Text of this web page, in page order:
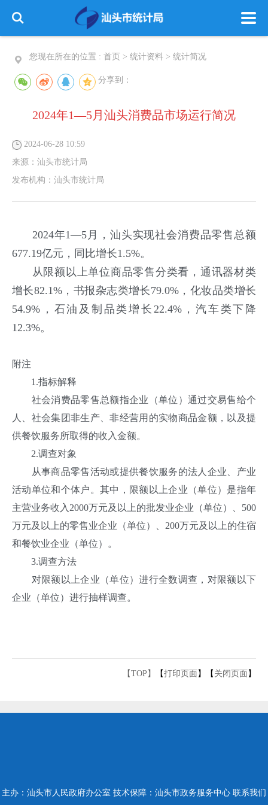
您现在所在的位置 : 首页 > 统计资料 > 统计简况
分享到：
2024年1—5月汕头消费品市场运行简况
2024-06-28 10:59
来源： 汕头市统计局
发布机构： 汕头市统计局
2024年1—5月，汕头实现社会消费品零售总额
677.19亿元，同比增长1.5%。
从限额以上单位商品零售分类看，通讯器材类
增长82.1%，书报杂志类增长79.0%，化妆品类增长
54.9%，石油及制品类增长22.4%，汽车类下降
12.3%。
附注
1.指标解释
社会消费品零售总额指企业（单位）通过交易售给个
人、社会集团非生产、非经营用的实物商品金额，以及提
供餐饮服务所取得的收入金额。
2.调查对象
从事商品零售活动或提供餐饮服务的法人企业、产业
活动单位和个体户。其中，限额以上企业（单位）是指年
主营业务收入2000万元及以上的批发业企业（单位）、500
万元及以上的零售业企业（单位）、200万元及以上的住宿
和餐饮业企业（单位）。
3.调查方法
对限额以上企业（单位）进行全数调查，对限额以下
企业（单位）进行抽样调查。
【TOP】 【打印页面 】【 关闭页面 】
主办：汕头市人民政府办公室 技术保障：汕头市政务服务中心 联系我们